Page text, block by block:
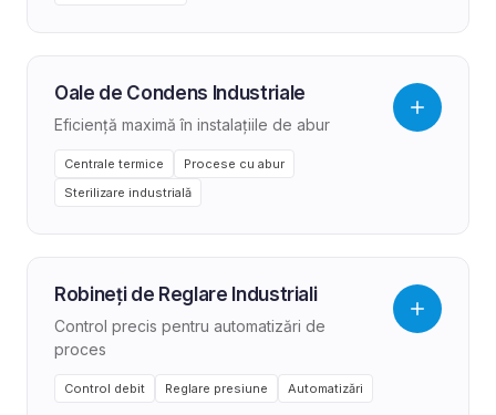
Oale de Condens Industriale
Eficiență maximă în instalațiile de abur
Centrale termice
Procese cu abur
Sterilizare industrială
Robineți de Reglare Industriali
Control precis pentru automatizări de
proces
Control debit Reglare presiune Automatizări